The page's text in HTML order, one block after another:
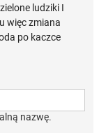
ludziki I
więc zmiana
po kaczce
nazwę.